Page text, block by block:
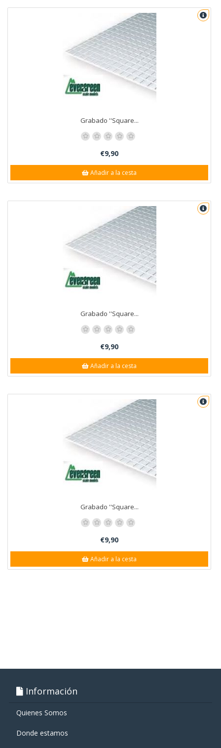
Grabado ''Square...
€9,90
Añadir a la cesta
Grabado ''Square...
€9,90
Añadir a la cesta
Grabado ''Square...
€9,90
Añadir a la cesta
Información
Quienes Somos
Donde estamos